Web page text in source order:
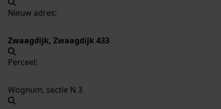
Nieuw adres:
Zwaagdijk, Zwaagdijk 433
Perceel:
Wognum, sectie N 3